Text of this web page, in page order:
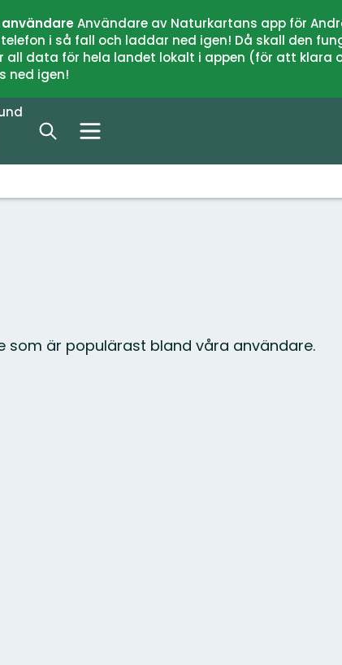
Användare av Naturkartans app för
i så fall och laddar ned igen! Då skall den
all data för hela landet lokalt i appen (för att
ned igen!
som är populärast bland våra användare.